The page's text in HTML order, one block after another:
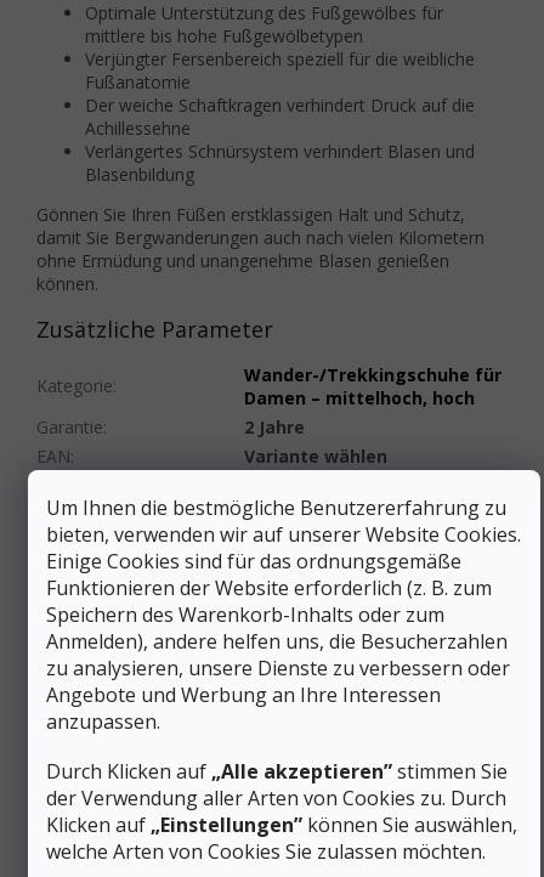
Um Ihnen die bestmögliche Benutzererfahrung zu
bieten, verwenden wir auf unserer Website Cookies.
Einige Cookies sind für das ordnungsgemäße
Funktionieren der Website erforderlich (z. B. zum
Speichern des Warenkorb-Inhalts oder zum
Anmelden), andere helfen uns, die Besucherzahlen
zu analysieren, unsere Dienste zu verbessern oder
Angebote und Werbung an Ihre Interessen
anzupassen.
Durch Klicken auf „Alle akzeptieren”stimmen Sie
der Verwendung aller Arten von Cookies zu. Durch
Klicken auf „Einstellungen” können Sie auswählen,
welche Arten von Cookies Sie zulassen möchten.
Optimale Unterstützung des Fußgewölbes für
mittlere bis hohe Fußgewölbetypen
Verjüngter Fersenbereich speziell für die weibliche
Fußanatomie
Der weiche Schaftkragen verhindert Druck auf die
Achillessehne
Verlängertes Schnürsystem verhindert Blasen und
Blasenbildung
Gönnen Sie Ihren Füßen erstklassigen Halt und Schutz,
damit Sie Bergwanderungen auch nach vielen Kilometern
ohne Ermüdung und unangenehme Blasen genießen
können.
Zusätzliche Parameter
Kategorie:
Wander-/Trekkingschuhe für
Damen – mittelhoch, hoch
Garantie:
2 Jahre
EAN:
Variante wählen
Schuhhöhe:
Mittel (Mid)
Material:
Leder/Synthetik
Schuhweite:
Normal
Membrane
(Wasserfestigkeit)
Membrane
(Wasserfestigkeit)
Farbe:
Blau
Gewicht/Paar (g):
751 bis 990 g
Schnürung:
Schnürsenkel
Kategorie (Gruppe) von
Schuhen
medium Wandern
Steppstich:
Unbesetzt
Produktart:
Schuhe
Zeitraum
Winter, Frühling/Herbst